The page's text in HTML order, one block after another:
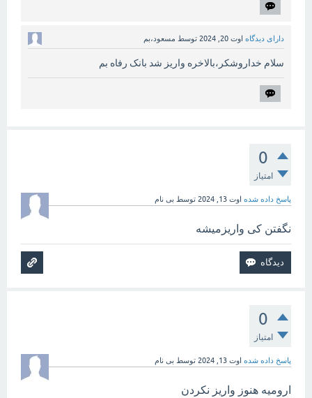
دارای دیدگاه اوت 20, 2024 توسط مسعود،بم
سلام خداروشکر،بالاخره واریز شد بانک رفاه بم
0
امتیاز
پاسخ داده شده اوت 13, 2024 توسط بی نام
نگفتن کی واریزمیشه
0
امتیاز
پاسخ داده شده اوت 13, 2024 توسط بی نام
ارومیه هنوز واریز نکردن